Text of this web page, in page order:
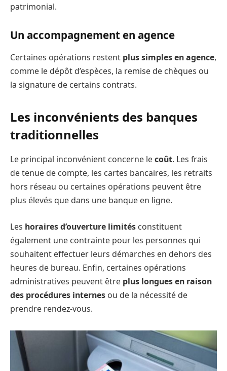
patrimonial.
Un accompagnement en agence
Certaines opérations restent plus simples en agence,
comme le dépôt d’espèces, la remise de chèques ou
la signature de certains contrats.
Les inconvénients des banques
traditionnelles
Le principal inconvénient concerne lecoût. Les frais
de tenue de compte, les cartes bancaires, les retraits
hors réseau ou certaines opérations peuvent être
plus élevés que dans une banque en ligne.
Les horaires d’ouverture limités constituent
également une contrainte pour les personnes qui
souhaitent effectuer leurs démarches en dehors des
heures de bureau. Enfin, certaines opérations
administratives peuvent être plus longues en raison
des procédures internes ou de la nécessité de
prendre rendez-vous.